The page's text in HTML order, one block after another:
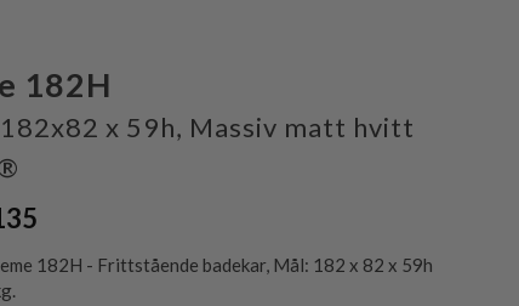
182H
x 59h, Massiv matt hvitt
182H - Frittstående badekar, Mål: 182 x 82 x 59h